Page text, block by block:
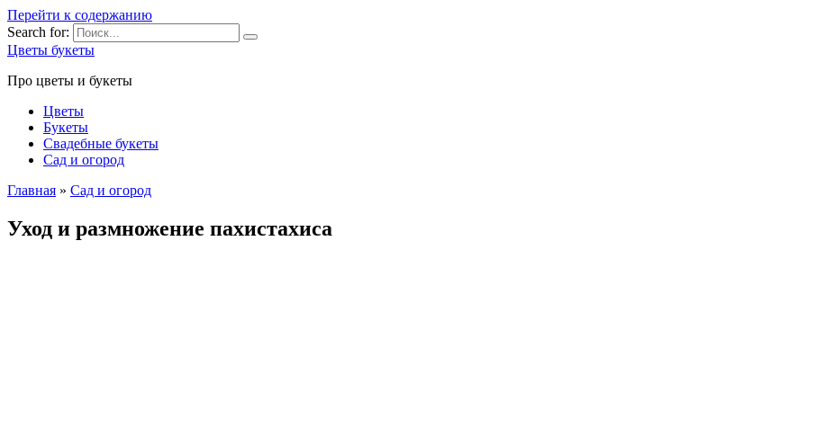
Перейти к содержанию
Search for:
Цветы букеты
Про цветы и букеты
Цветы
Букеты
Свадебные букеты
Сад и огород
Главная » Сад и огород
Уход и размножение пахистахиса